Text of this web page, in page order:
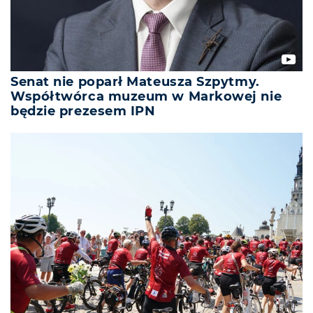
Senat nie poparł Mateusza Szpytmy.
Współtwórca muzeum w Markowej nie
będzie prezesem IPN